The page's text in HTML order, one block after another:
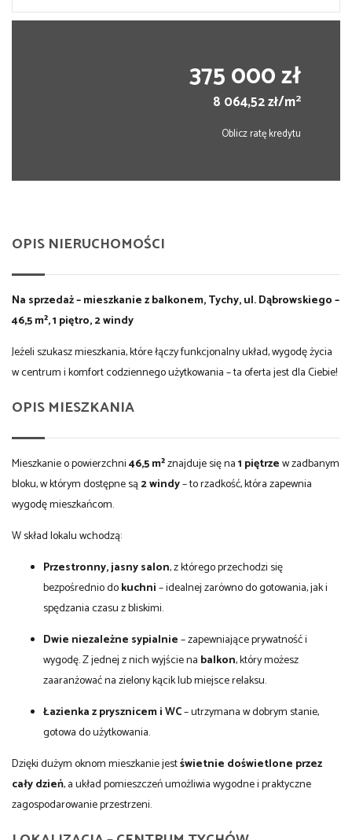
375 000 zł
8 064,52 zł/m2
Oblicz ratę kredytu
OPIS NIERUCHOMOŚCI
Na sprzedaż – mieszkanie z balkonem, Tychy, ul. Dąbrowskiego –
46,5 m², 1 piętro, 2 windy
Jeżeli szukasz mieszkania, które łączy funkcjonalny układ, wygodę życia
w centrum i komfort codziennego użytkowania – ta oferta jest dla Ciebie!
OPIS MIESZKANIA
Mieszkanie o powierzchni46,5 m²znajduje się na1 piętrzew zadbanym
bloku, w którym dostępne są2 windy– to rzadkość, która zapewnia
wygodę mieszkańcom.
W skład lokalu wchodzą:
Przestronny, jasny salon, z którego przechodzi się
bezpośrednio dokuchni– idealnej zarówno do gotowania, jak i
spędzania czasu z bliskimi.
Dwie niezależne sypialnie– zapewniające prywatność i
wygodę. Z jednej z nich wyjście na balkon, który możesz
zaaranżować na zielony kącik lub miejsce relaksu.
Łazienka z prysznicem i WC– utrzymana w dobrym stanie,
gotowa do użytkowania.
Dzięki dużym oknom mieszkanie jestświetnie doświetlone przez
cały dzień, a układ pomieszczeń umożliwia wygodne i praktyczne
zagospodarowanie przestrzeni.